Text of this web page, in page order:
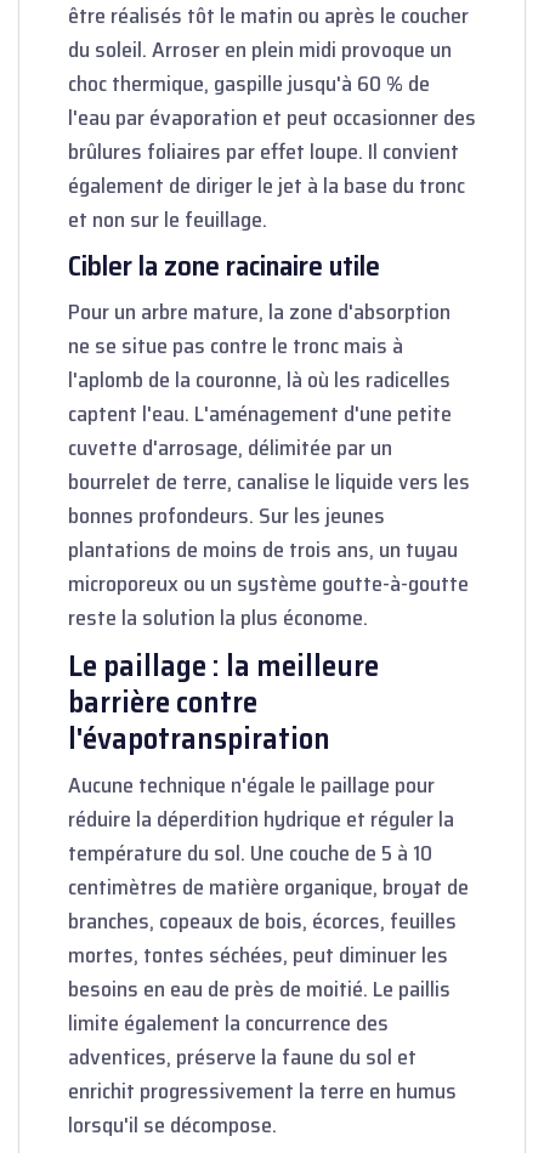
être réalisés tôt le matin ou après le coucher
du soleil. Arroser en plein midi provoque un
choc thermique, gaspille jusqu'à 60 % de
l'eau par évaporation et peut occasionner des
brûlures foliaires par effet loupe. Il convient
également de diriger le jet à la base du tronc
et non sur le feuillage.
Cibler la zone racinaire utile
Pour un arbre mature, la zone d'absorption
ne se situe pas contre le tronc mais à
l'aplomb de la couronne, là où les radicelles
captent l'eau. L'aménagement d'une petite
cuvette d'arrosage, délimitée par un
bourrelet de terre, canalise le liquide vers les
bonnes profondeurs. Sur les jeunes
plantations de moins de trois ans, un tuyau
microporeux ou un système goutte-à-goutte
reste la solution la plus économe.
Le paillage : la meilleure
barrière contre
l'évapotranspiration
Aucune technique n'égale le paillage pour
réduire la déperdition hydrique et réguler la
température du sol. Une couche de 5 à 10
centimètres de matière organique, broyat de
branches, copeaux de bois, écorces, feuilles
mortes, tontes séchées, peut diminuer les
besoins en eau de près de moitié. Le paillis
limite également la concurrence des
adventices, préserve la faune du sol et
enrichit progressivement la terre en humus
lorsqu'il se décompose.